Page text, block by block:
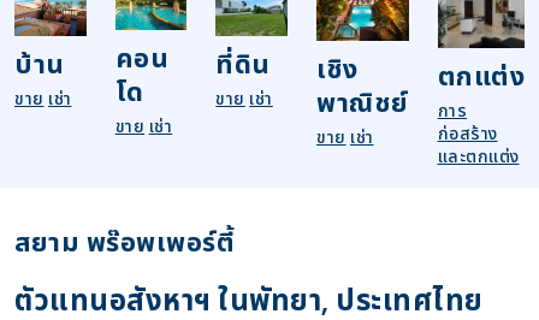
บ้าน
ขาย เช่า
คอน
โด
ขาย เช่า
ที่ดิน
ขาย เช่า
เชิง
พาณิชย์
ขาย เช่า
ตกแต่ง
การ
ก่อสร้าง
และตกแต่ง
สยาม พร๊อพเพอร์ตี้
ตัวแทนอสังหาฯ ในพัทยา, ประเทศไทย